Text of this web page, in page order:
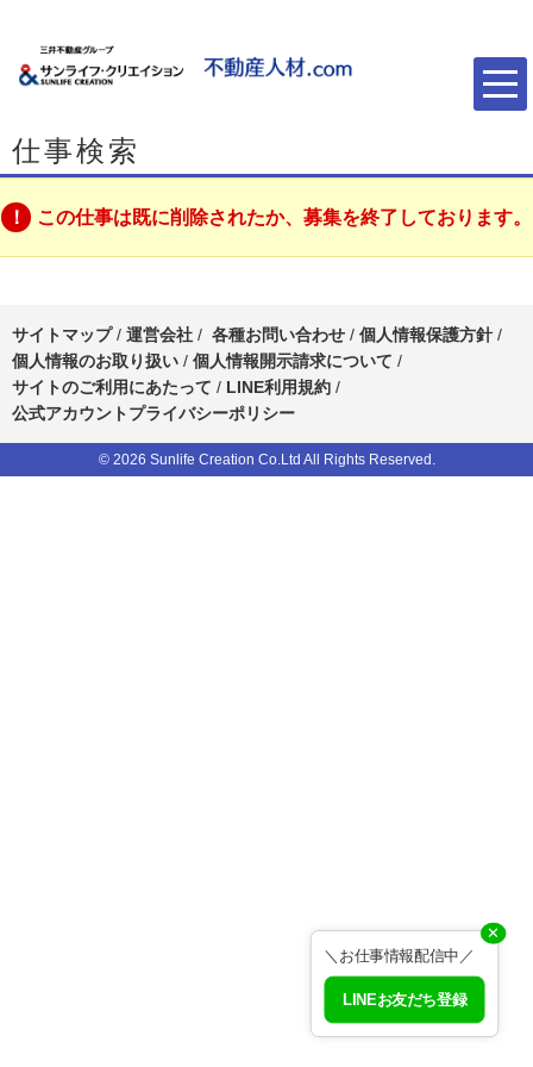
仕事検索
この仕事は既に削除されたか、募集を終了しております。
サイトマップ/ 運営会社 / 各種お問い合わせ / 個人情報保護方針 /
個人情報のお取り扱い / 個人情報開示請求について /
サイトのご利用にあたって / LINE利用規約 /
公式アカウントプライバシーポリシー
✕
＼お仕事情報配信中／
LINEお友だち登録
© 2026 Sunlife Creation Co.Ltd All Rights Reserved.